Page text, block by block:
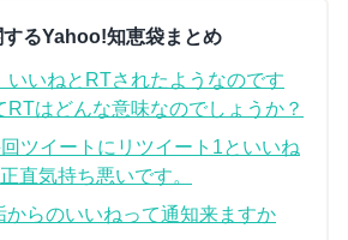
るYahoo!知恵袋まとめ
いいねとRTされたようなのです
RTはどんな意味なのでしょうか？
ツイートにリツイート1といいね
直気持ち悪いです。
からのいいねって通知来ますか